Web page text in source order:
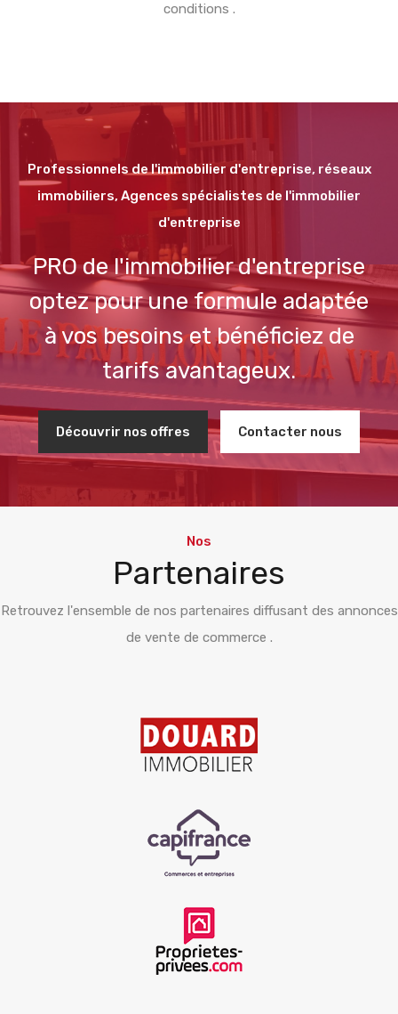
conditions .
Professionnels de l'immobilier d'entreprise, réseaux
immobiliers, Agences spécialistes de l'immobilier
d'entreprise
PRO de l'immobilier d'entreprise
optez pour une formule adaptée
à vos besoins et bénéficiez de
tarifs avantageux.
Découvrir nos offres Contacter nous
Nos
Partenaires
Retrouvez l'ensemble de nos partenaires diffusant des annonces
de vente de commerce .